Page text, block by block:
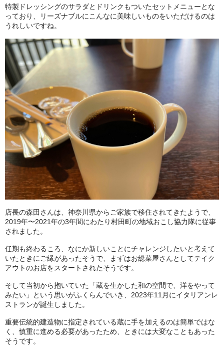
特製ドレッシングのサラダとドリンクもついたセットメニューとな
っており、リーズナブルにこんなに美味しいものをいただけるのは
うれしいですね。
店長の森田さんは、神奈川県からご家族で移住されてきたようで、
2019年〜2021年の3年間にわたり村田町の地域おこし協力隊に従事
されました。
任期も終わるころ、なにか新しいことにチャレンジしたいと考えて
いたときにご縁があったそうで、まずはお総菜屋さんとしてテイク
アウトのお店をスタートされたそうです。
そして当初から抱いていた「蔵を生かした和の空間で、洋をやって
みたい」という思いがふくらんでいき、2023年11月にイタリアンレ
ストランが誕生しました。
重要伝統的建造物に指定されている蔵に手を加えるのは簡単ではな
く、慎重に進める必要があったため、ときには大変なこともあった
そうです。